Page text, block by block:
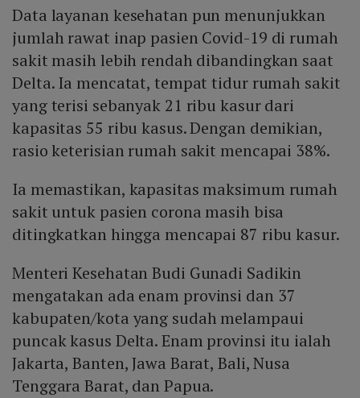
Data layanan kesehatan pun menunjukkan
jumlah rawat inap pasien Covid-19 di rumah
sakit masih lebih rendah dibandingkan saat
Delta. Ia mencatat, tempat tidur rumah sakit
yang terisi sebanyak 21 ribu kasur dari
kapasitas 55 ribu kasus. Dengan demikian,
rasio keterisian rumah sakit mencapai 38%.
Ia memastikan, kapasitas maksimum rumah
sakit untuk pasien corona masih bisa
ditingkatkan hingga mencapai 87 ribu kasur.
Menteri Kesehatan Budi Gunadi Sadikin
mengatakan ada enam provinsi dan 37
kabupaten/kota yang sudah melampaui
puncak kasus Delta. Enam provinsi itu ialah
Jakarta, Banten, Jawa Barat, Bali, Nusa
Tenggara Barat, dan Papua.